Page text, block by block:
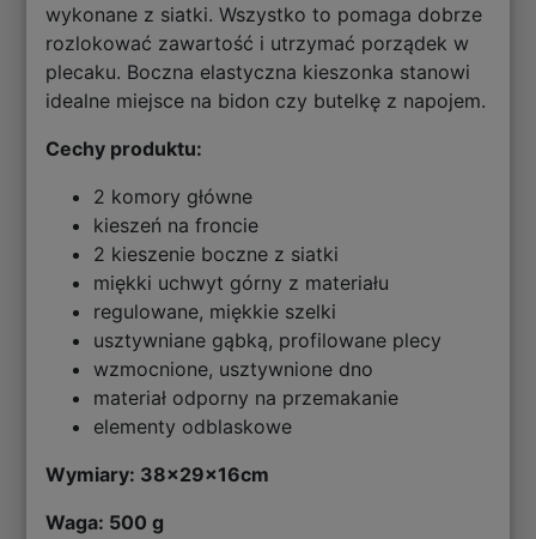
wykonane z siatki. Wszystko to pomaga dobrze
rozlokować zawartość i utrzymać porządek w
plecaku. Boczna elastyczna kieszonka stanowi
idealne miejsce na bidon czy butelkę z napojem.
Cechy produktu:
2 komory główne
kieszeń na froncie
2 kieszenie boczne z siatki
miękki uchwyt górny z materiału
regulowane, miękkie szelki
usztywniane gąbką, profilowane plecy
wzmocnione, usztywnione dno
materiał odporny na przemakanie
elementy odblaskowe
Wymiary: 38x29x16cm
Waga: 500 g